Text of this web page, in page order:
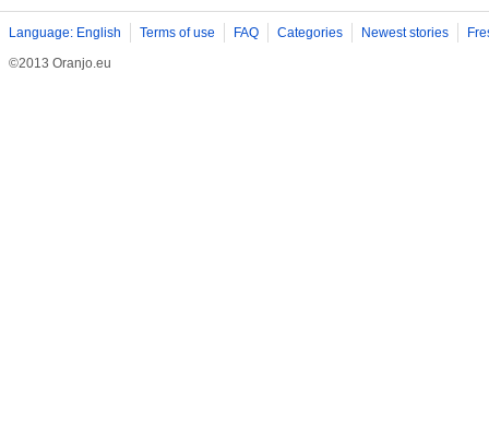
Language: English Terms of use FAQ Categories Newest stories
©2013 Oranjo.eu